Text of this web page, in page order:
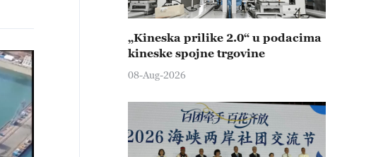
„Kineska prilike 2.0“ u podacima
kineske spojne trgovine
08-Aug-2026